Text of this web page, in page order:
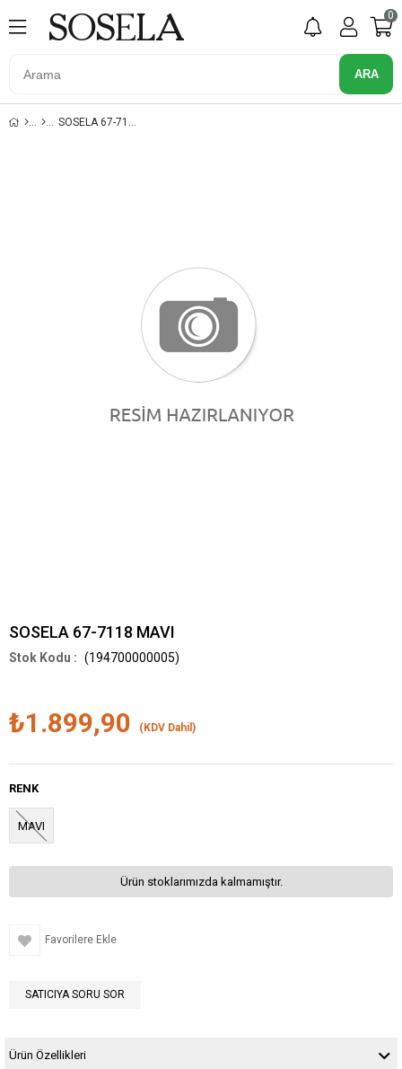
0
SOSELA 67-7118 MAVI
SOSELA 67-7118 MAVI
(194700000005)
₺1.899,90 (KDV Dahil)
RENK
MAVI
Ürün stoklarımızda kalmamıştır.
Favorilere Ekle
SATICIYA SORU SOR
Ürün Özellikleri